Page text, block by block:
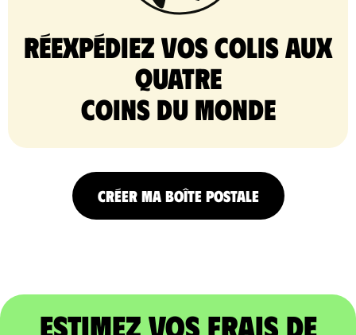
Réexpédiez vos colis aux
quatre
coins du monde
CRÉER MA BOÎTE POSTALE
Estimez vos frais de